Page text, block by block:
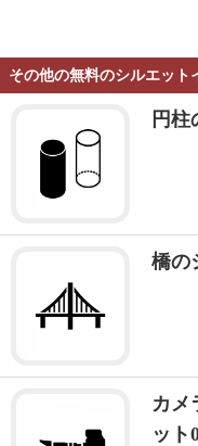
その他の無料のシルエット
円柱
橋の
カメ
ット